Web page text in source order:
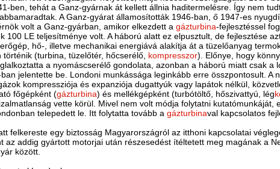
ben, tehát a Ganz-gyárnak át kellett állnia haditermelésre. Így nem
A Ganz-gyárat államosították 1946-ban, ő 1947-es
volt a Ganz-gyárban, amikor elkezdett agázturbina-fejlesztéssel
100 LE teljesítménye volt. A háború alatt ez elpusztult, de fejlesztése
hő-, illetve mechanikai energiává alakítja át a tüzelőanyag
(turbina, tüzelőtér, hőcserélő, kompresszor). Előnye, hogy
a nyomáscserélő gondolata, azonban a háború miatt csak a
jelentette be. Londoni munkássága leginkább erre összpontosult. A
kompressziója és expanziója dugattyúk vagy lapátok nélkül,
főgépként (gázturbina) és mellékgépként (turbótöltő, hőszivattyú, lég
vette körül. Mivel nem volt módja folytatni kutatómunkáját,
telepedett le. Itt folytatta tovább agázturbinaval kapcsolatos
felkereste egy biztosság Magyarországról az itthoni kapcsolatai
az addig gyártott motorjai után részesedést ítéltetett meg magának a
között.